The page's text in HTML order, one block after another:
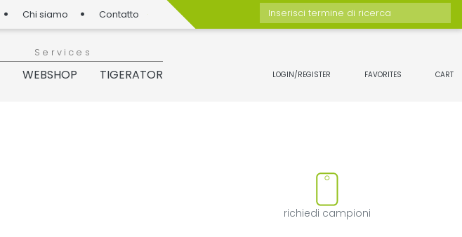
Chi siamo Contatto
Inserisci termine di ricerca
Services
WEBSHOP TIGERATOR LOGIN/REGISTER FAVORITES CART
Aggiungi o rimuovi il prodotto dai preferiti
richiedi campioni